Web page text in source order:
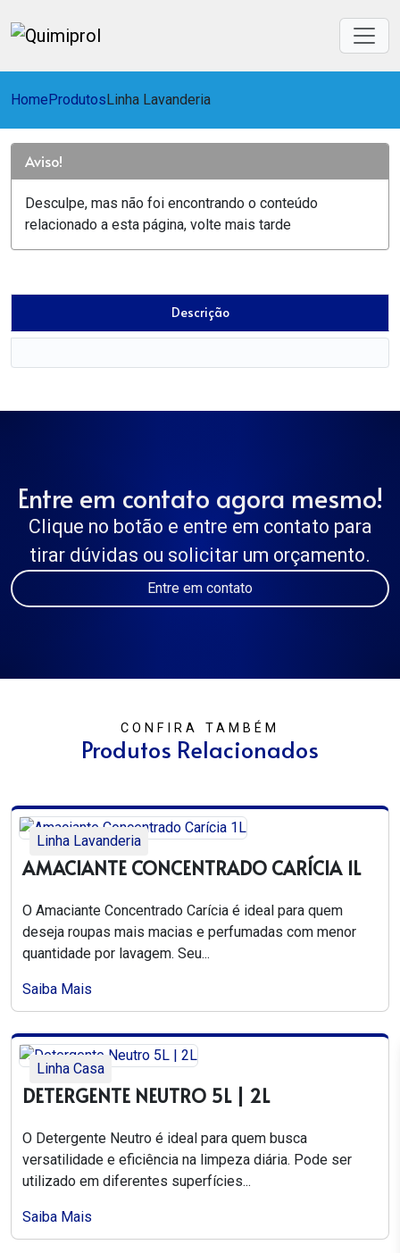
HomeProdutosLinha Lavanderia
Aviso!
Desculpe, mas não foi encontrando o conteúdo
relacionado a esta página, volte mais tarde
Descrição
Entre em contato agora mesmo!
Clique no botão e entre em contato para
tirar dúvidas ou solicitar um orçamento.
Entre em contato
CONFIRA TAMBÉM
Produtos Relacionados
Linha Lavanderia
AMACIANTE CONCENTRADO CARÍCIA 1L
O Amaciante Concentrado Carícia é ideal para quem
deseja roupas mais macias e perfumadas com menor
quantidade por lavagem. Seu...
Saiba Mais
Linha Casa
DETERGENTE NEUTRO 5L | 2L
O Detergente Neutro é ideal para quem busca
versatilidade e eficiência na limpeza diária. Pode ser
utilizado em diferentes superfícies...
Saiba Mais